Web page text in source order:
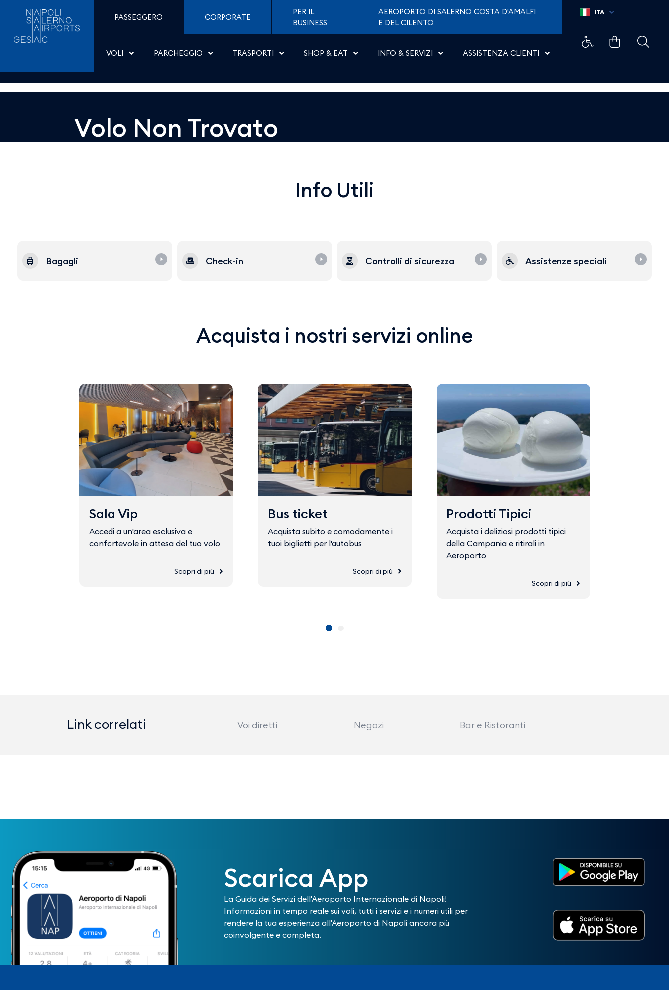
Salta al contenuto
Dettaglio - Aeroporti di Napoli
PASSEGGERO CORPORATE
PER IL
BUSINESS
AEROPORTO DI SALERNO COSTA D'AMALFI
E DEL CILENTO
VOLI PARCHEGGIO TRASPORTI SHOP & EAT INFO & SERVIZI ASSISTENZA CLIENTI
ITA
Volo Non Trovato
Info Utili
Bagagli Check-in Controlli di sicurezza Assistenze speciali
Acquista i nostri servizi online
Sala Vip
Accedi a un'area esclusiva e
confortevole in attesa del tuo volo
Scopri di più
Bus ticket
Acquista subito e comodamente i
tuoi biglietti per l'autobus
Scopri di più
Prodotti Tipici
Acquista i deliziosi prodotti tipici
della Campania e ritirali in
Aeroporto
Scopri di più
Link correlati Voi diretti Negozi Bar e Ristoranti
Scarica App
La Guida dei Servizi dell'Aeroporto Internazionale di Napoli!
Informazioni in tempo reale sui voli, tutti i servizi e i numeri utili per
rendere la tua esperienza all'Aeroporto di Napoli ancora più
coinvolgente e completa.